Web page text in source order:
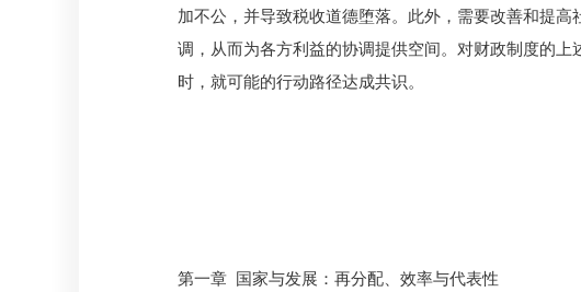
加不公，并导致税收道德堕落。此外，需要改善和提
调，从而为各方利益的协调提供空间。对财政制度的
时，就可能的行动路径达成共识。
第一章 国家与发展：再分配、效率与代表性